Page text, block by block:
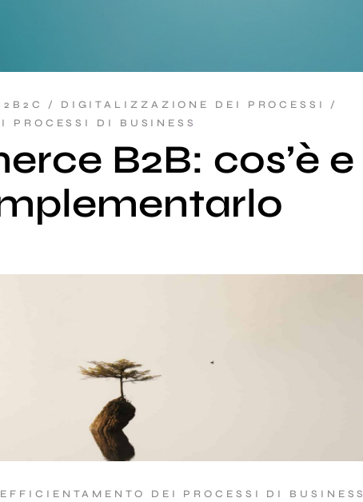
DIGITALIZZAZIONE DEI PROCESSI
PROCESSI DI BUSINESS
B2B: cos’è e
EFFICIENTAMENTO DEI PROCESSI DI BUSINESS